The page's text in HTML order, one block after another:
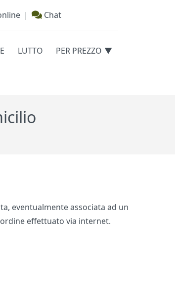
| Chat
LUTTO PER PREZZO
eventualmente associata ad un
effettuato via internet.